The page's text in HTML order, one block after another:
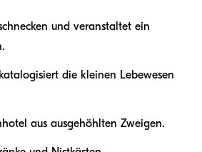
und veranstaltet ein
die kleinen Lebewesen
aus ausgehöhlten Zweigen.